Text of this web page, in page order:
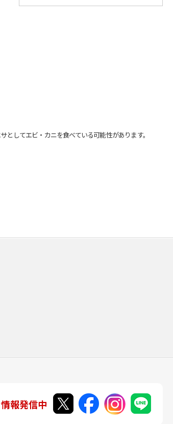
してエビ・カニを食べている可能性があります。
報発信中